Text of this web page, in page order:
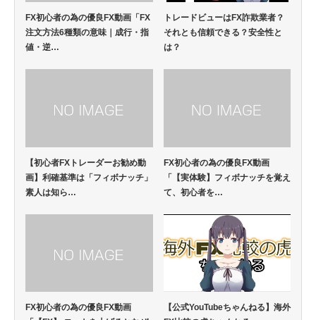
FX初心者の為の優良FX動画「FX
注文方法6種類の意味｜成行・指
値・逆…
トレードビューはFX詐欺業者？
それとも信頼できる？安全性と
は？
【初心者FXトレーダーお勧め動
画】利確基準は「フィボナッチ」
素人は知ら…
FX初心者の為の優良FX動画
「【実体験】フィボナッチを覚え
て、初心者を…
FX初心者の為の優良FX動画
【公式YouTubeちゃんねる】海外